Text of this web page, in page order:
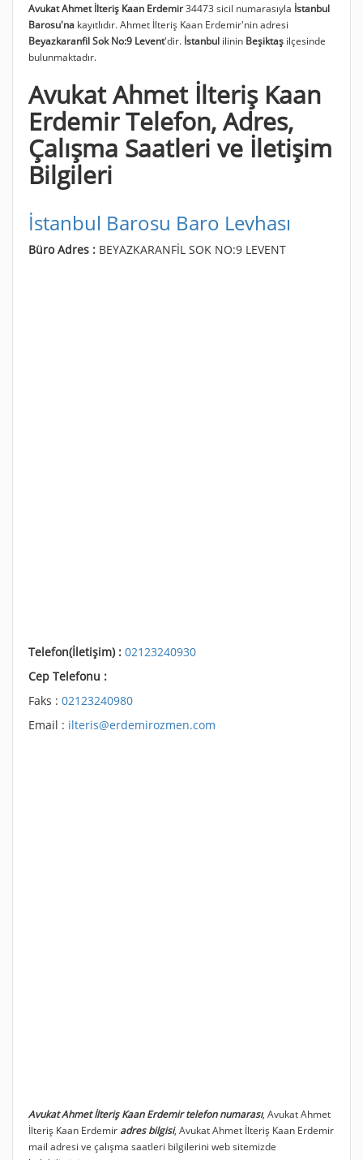
Avukat Ahmet İlteriş Kaan Erdemir34473 sicil numarasıyla İstanbul
Barosu'na kayıtlıdır. Ahmet İlteriş Kaan Erdemir'nin adresi
Beyazkaranfil Sok No:9 Levent'dir. İstanbul ilinin Beşiktaş ilçesinde
bulunmaktadır.
Avukat Ahmet İlteriş Kaan
Erdemir Telefon, Adres,
Çalışma Saatleri ve İletişim
Bilgileri
İstanbul Barosu Baro Levhası
Büro Adres : BEYAZKARANFİL SOK NO:9 LEVENT
Telefon(İletişim) : 02123240930
Cep Telefonu :
Faks : 02123240980
Email : ilteris@erdemirozmen.com
Avukat Ahmet İlteriş Kaan Erdemir telefon numarası, Avukat Ahmet
İlteriş Kaan Erdemir adres bilgisi, Avukat Ahmet İlteriş Kaan Erdemir
mail adresi ve çalışma saatleri bilgilerini web sitemizde